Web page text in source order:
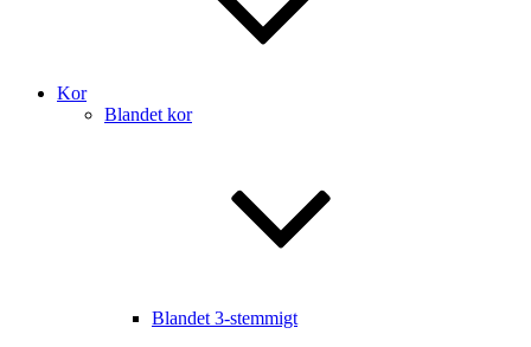
Kor
Blandet kor
Blandet 3-stemmigt